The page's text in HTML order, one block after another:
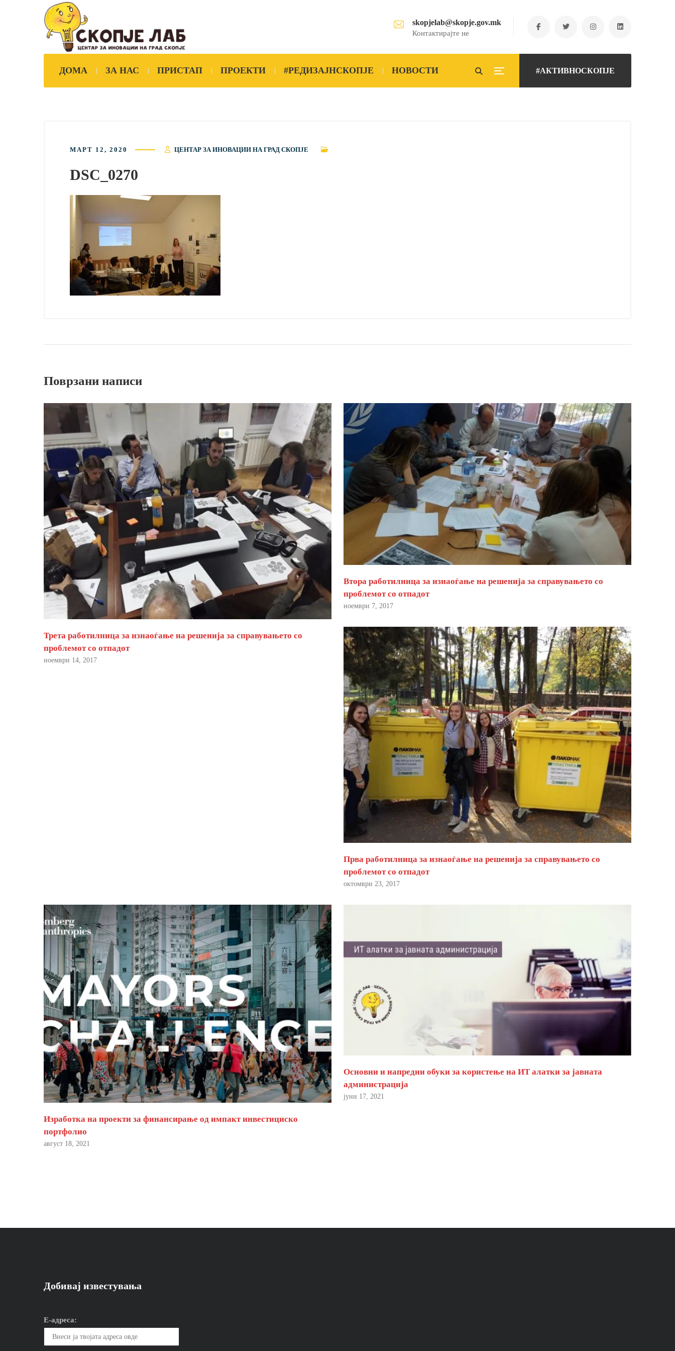
skopjelab@skopje.gov.mk
Контактирајте не
#АКТИВНОСКОПЈЕ
ДОМА ЗА НАС ПРИСТАП ПРОЕКТИ #РЕДИЗАЈНСКОПЈЕ НОВОСТИ
МАРТ 12, 2020 ЦЕНТАР ЗА ИНОВАЦИИ НА ГРАД СКОПЈЕ
DSC_0270
Поврзани написи
Трета работилница за изнаоѓање на решенија за справувањето со
проблемот со отпадот
ноември 14, 2017
Втора работилница за изнаоѓање на решенија за справувањето со
проблемот со отпадот
ноември 7, 2017
Прва работилница за изнаоѓање на решенија за справувањето со
проблемот со отпадот
октомври 23, 2017
Изработка на проекти за финансирање од импакт инвестициско
портфолио
август 18, 2021
Основни и напредни обуки за користење на ИТ алатки за јавната
администрација
јуни 17, 2021
Добивај известувања
Е-адреса: